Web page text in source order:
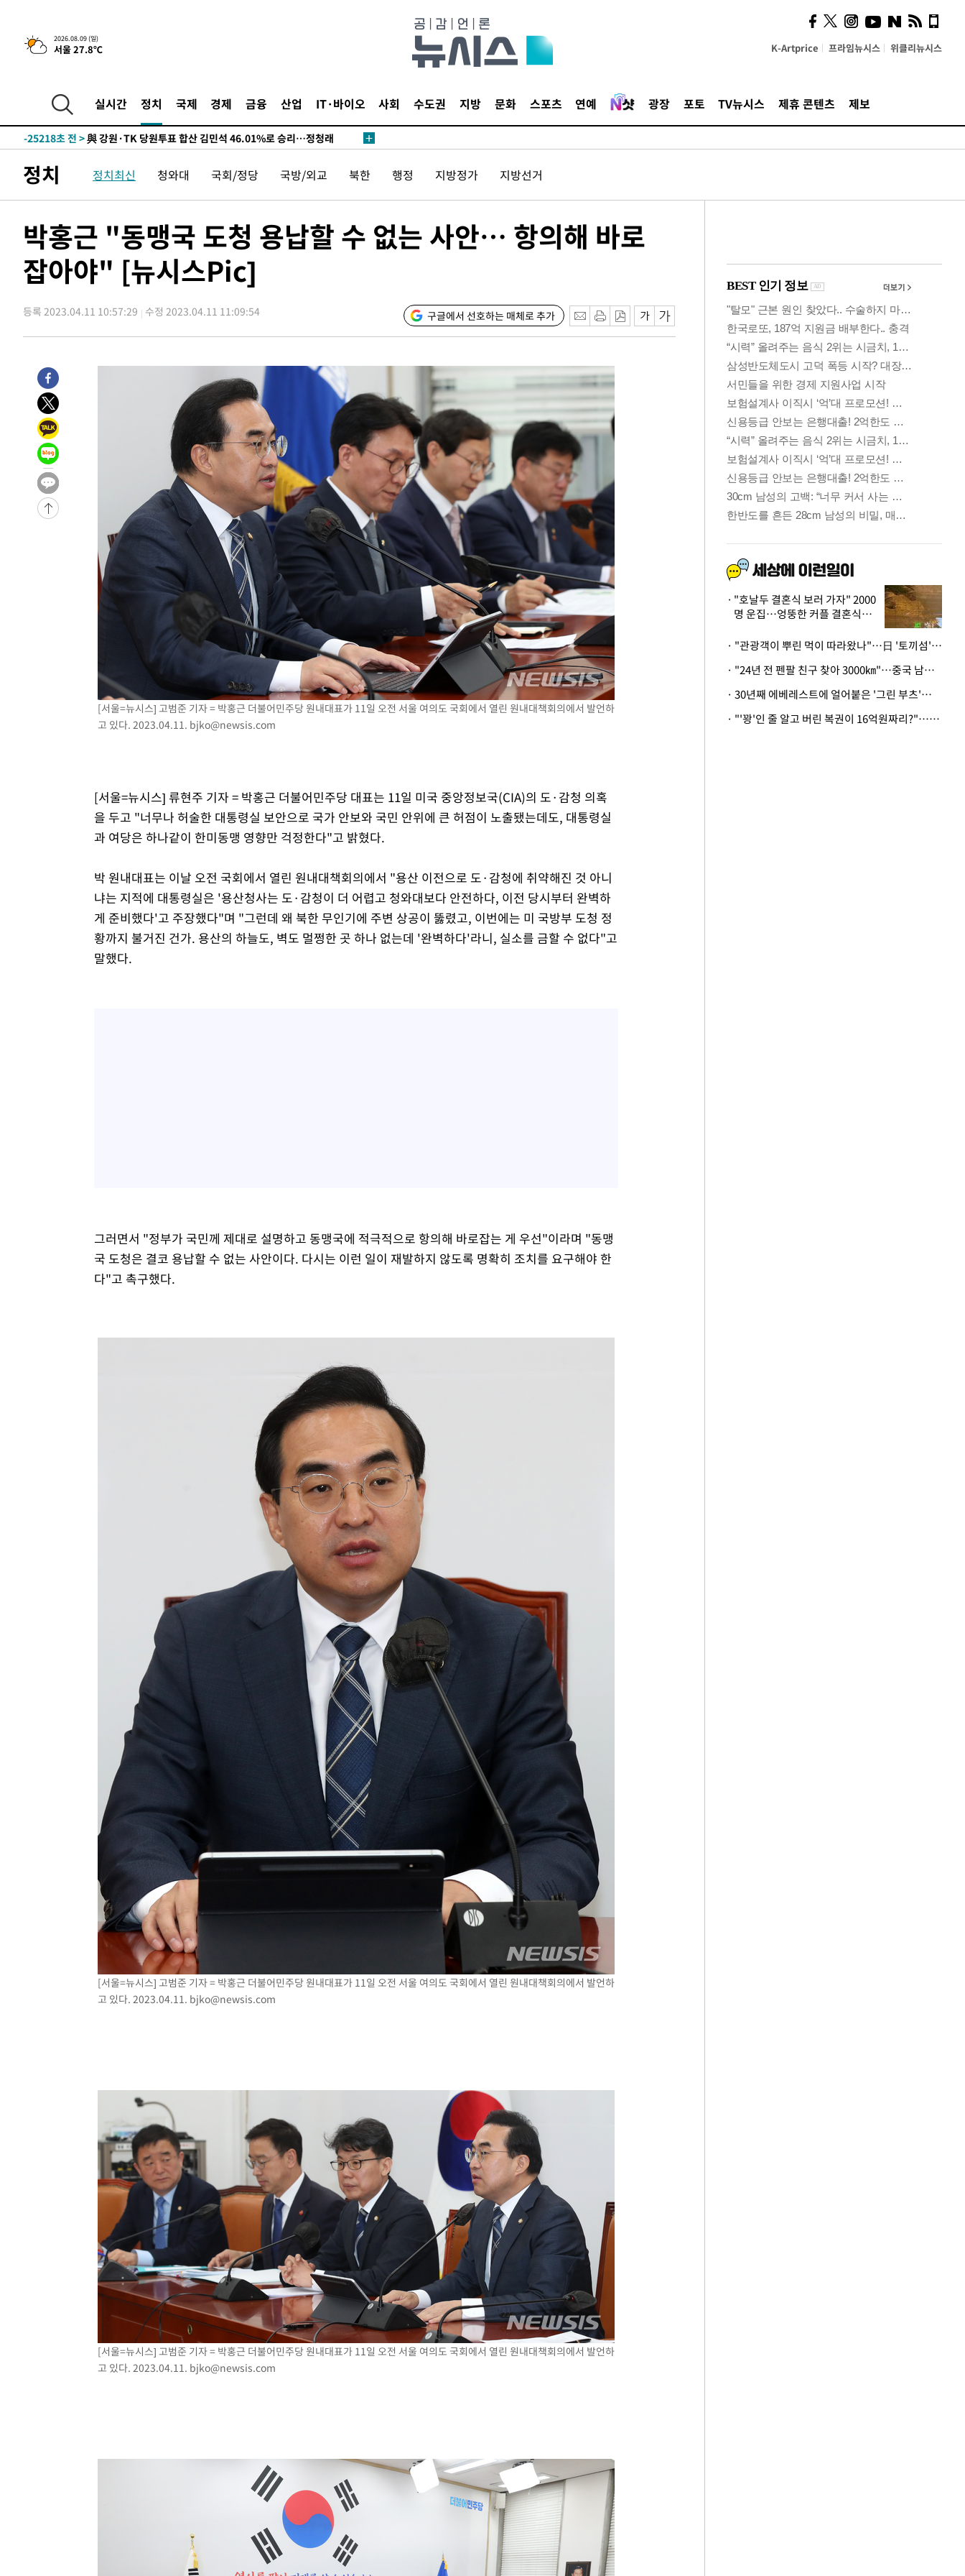
2026.08.09 (일)
서울 27.8℃ K-Artprice 프라임뉴시스 위클리뉴시스
실시간 정치 국제 경제 금융 산업 IT·바이오 사회 수도권 지방 문화 스포츠 연예 광장 포토 TV뉴시스 제휴 콘텐츠 제보
-30912초 전 >이강인 ATM 입단식에 '상암벌 들썩'…"세계적인 선수 되길"
-29908초 전 > 태풍 돌핀, 중 저장성 타이저우시 해안에 상륙 (1보)
-25884초 전 >
[속보]與 강원·TK 당원투표 합산 김민석 48.54%로 승리…정청래
44.40%
-25218초 전 >
44.53%
-25058초 전 >[속보]與전대 권리당원투표…강원·경북 김민석, 대구 정청래 승리
45.71%
-24767초 전 >
[속보]與 당대표 경선, 대구 권리당원 투표 정청래 47.82%·김민석
-24564초 전 >[속보]與 당대표 경선, 강원 권리당원 투표 김민석 승리…50.30%
-15124초 전 >[속보]장은수, KLPGA 제주삼다수 역전 우승…데뷔 10년 차에 첫
정상
-10489초 전 >"얼마나 더웠으면"…안동 물길공원서 헤엄친 구렁이 '소동'
-10416초 전 >손흥민, 68분 뛰고 2경기 침묵…LAFC, 톨루카에 1-0 승리(종합)
-8440초 전 >이강인, 오늘 서울서 AT마드리드 입단식…'전례 없는 특급대우'
1시간 전 >'여긴 20도, 저긴 50도'…열화상 카메라로 본 폭염 저감시설 '온도차'
3시간 전 >
튀르키예 외무장관, "메카 3국 방위협정은 이란이 목표 아냐 " 밝혀
4시간 전 >
이군이 불법 군시설 건설한 레바논 남부에서 레바논군 3명 폭발로 부상
4시간 전 >
[속보]美중부 사령관, 이스라엘 긴급방문 다중화된 전선 상황 논의
-30912초 전 >
이강인 ATM 입단식에 '상암벌 들썩'…"세계적인 선수 되길"
-29908초 전 >
태풍 돌핀, 중 저장성 타이저우시 해안에 상륙 (1보)
-27254초 전 >
AT마드리드 데뷔 앞둔 이강인, 맨시티전 선발 대신 '벤치 시작'
-25884초 전 >
[속보]與 강원·TK 당원투표 합산 김민석 48.54%로 승리…정청래
44.40%
-25218초 전 >
與 강원·TK 당원투표 합산 김민석 46.01%로 승리…정청래
[속보]與전대 권리당원투표…강원·경북 김민석, 대구 정청래 승리
[속보]與 당대표 경선, 경북 권리당원 투표 김민석 47.37%·정청래
[속보]與 당대표 경선, 대구 권리당원 투표 정청래 47.82%·김민석
[속보]與 당대표 경선, 강원 권리당원 투표 김민석 승리…50.30%
"일본축구협회, 대한축구협회 성 접대 의혹 심판 조사"
[속보]장은수, KLPGA 제주삼다수 역전 우승…데뷔 10년 차에 첫
"얼마나 더웠으면"…안동 물길공원서 헤엄친 구렁이 '소동'
손흥민, 68분 뛰고 2경기 침묵…LAFC, 톨루카에 1-0 승리(종합)
'2경기 연속 침묵' 손흥민, 톨루카전 68분만 뛰고 슈팅 0개
이강인, 오늘 서울서 AT마드리드 입단식…'전례 없는 특급대우'
이군이 불법 군시설 건설한 레바논 남부에서 레바논군 3명 폭발로 부상
[속보]美중부 사령관, 이스라엘 긴급방문 다중화된 전선 상황 논의
정치 정치최신 청와대 국회/정당 국방/외교 북한 행정 지방정가 지방선거
박홍근 "동맹국 도청 용납할 수 없는 사안… 항의해 바로
잡아야" [뉴시스Pic]
등록 2023.04.11 10:57:29 수정 2023.04.11 11:09:54 구글에서 선호하는 매체로 추가
[서울=뉴시스] 고범준 기자 = 박홍근 더불어민주당 원내대표가 11일 오전 서울 여의도 국회에서 열린 원내대책회의에서 발언하
고 있다. 2023.04.11. bjko@newsis.com
[서울=뉴시스] 류현주 기자 = 박홍근 더불어민주당 대표는 11일 미국 중앙정보국(CIA)의 도·감청 의혹
을 두고 "너무나 허술한 대통령실 보안으로 국가 안보와 국민 안위에 큰 허점이 노출됐는데도, 대통령실
과 여당은 하나같이 한미동맹 영향만 걱정한다"고 밝혔다.
박 원내대표는 이날 오전 국회에서 열린 원내대책회의에서 "용산 이전으로 도·감청에 취약해진 것 아니
냐는 지적에 대통령실은 '용산청사는 도·감청이 더 어렵고 청와대보다 안전하다, 이전 당시부터 완벽하
게 준비했다'고 주장했다"며 "그런데 왜 북한 무인기에 주변 상공이 뚫렸고, 이번에는 미 국방부 도청 정
황까지 불거진 건가. 용산의 하늘도, 벽도 멀쩡한 곳 하나 없는데 '완벽하다'라니, 실소를 금할 수 없다"고
말했다.
그러면서 "정부가 국민께 제대로 설명하고 동맹국에 적극적으로 항의해 바로잡는 게 우선"이라며 "동맹
국 도청은 결코 용납할 수 없는 사안이다. 다시는 이런 일이 재발하지 않도록 명확히 조치를 요구해야 한
다"고 촉구했다.
[서울=뉴시스] 고범준 기자 = 박홍근 더불어민주당 원내대표가 11일 오전 서울 여의도 국회에서 열린 원내대책회의에서 발언하
고 있다. 2023.04.11. bjko@newsis.com
[서울=뉴시스] 고범준 기자 = 박홍근 더불어민주당 원내대표가 11일 오전 서울 여의도 국회에서 열린 원내대책회의에서 발언하
고 있다. 2023.04.11. bjko@newsis.com
사이 해답 찾았죠"…알을
깨고 나온 '초자아'
"호날두 결혼식 보러 가자" 2000
명 운집…엉뚱한 커플 결혼식에
· "관광객이 뿌린 먹이 따라왔나"…日 '토끼섬' 멧돼지, 토끼까지 사냥
· "24년 전 펜팔 친구 찾아 3000㎞"…중국 남성 사연에 '뭉클'
· 30년째 에베레스트에 얼어붙은 '그린 부츠'…드디어 가족 품으로
· "'꽝'인 줄 알고 버린 복권이 16억원짜리?"…극적으로 되찾은 사연